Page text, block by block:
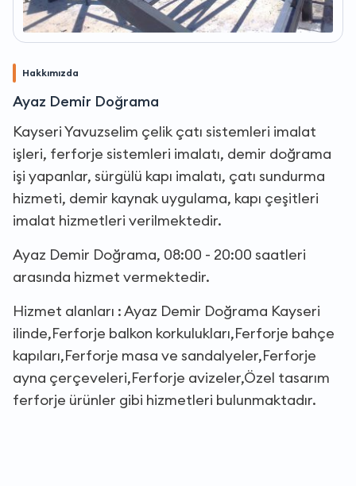
Hakkımızda
Ayaz Demir Doğrama
Kayseri Yavuzselim çelik çatı sistemleri imalat
işleri, ferforje sistemleri imalatı, demir doğrama
işi yapanlar, sürgülü kapı imalatı, çatı sundurma
hizmeti, demir kaynak uygulama, kapı çeşitleri
imalat hizmetleri verilmektedir.
Ayaz Demir Doğrama, 08:00 - 20:00 saatleri
arasında hizmet vermektedir.
Hizmet alanları : Ayaz Demir Doğrama Kayseri
ilinde,Ferforje balkon korkulukları,Ferforje bahçe
kapıları,Ferforje masa ve sandalyeler,Ferforje
ayna çerçeveleri,Ferforje avizeler,Özel tasarım
ferforje ürünler gibi hizmetleri bulunmaktadır.